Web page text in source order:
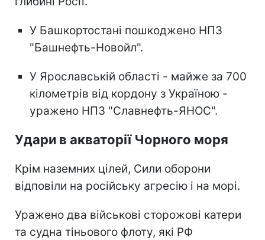
У Башкортостані пошкоджено НПЗ
"Башнефть-Новойл".
У Ярославській області - майже за 700
кілометрів від кордону з Україною -
уражено НПЗ "Славнефть-ЯНОС".
Удари в акваторії Чорного моря
Крім наземних цілей, Сили оборони
відповіли на російську агресію і на морі.
Уражено два військові сторожові катери
та судна тіньового флоту, які РФ